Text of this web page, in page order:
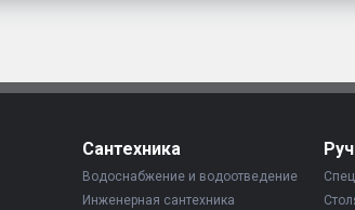
Сантехника
Водоснабжение и водоотведение
Инженерная сантехника